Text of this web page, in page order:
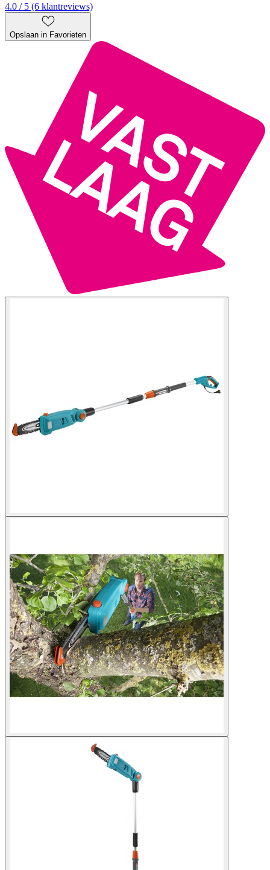
4.0 / 5 (6 klantreviews)
Opslaan in Favorieten